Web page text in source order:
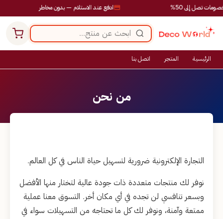
ادفع عند الاستلام — بدون مخاطر تصل إلى 50%
الرئيسية المتجر اتصل بنا
من نحن
التجارة الإلكترونية ضرورية لتسهيل حياة الناس في كل العالم.
نوفر لك منتجات متعددة ذات جودة عالية لتختار منها الأفضل
وبسعر تنافسي لن تجده في أي مكان أخر. التسوق معنا عملية
ممتعة وآمنة، ونوفر لك كل ما تحتاجه من التسهيلات سواء في